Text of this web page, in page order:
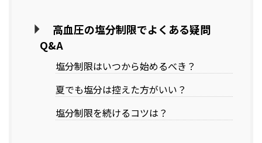
高血圧の塩分制限でよくある疑問
Q&A
塩分制限はいつから始めるべき？
夏でも塩分は控えた方がいい？
塩分制限を続けるコツは？